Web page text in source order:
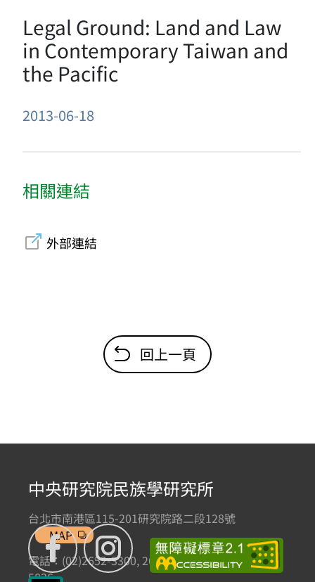
Legal Ground: Land and Law
in Contemporary Taiwan and
the Pacific
2013-06-18
相關連結
外部連結
回上一頁
中央研究院民族學研究所
台北市南港區115-201研究院路二段128號
MAP
電話：(02)2652-3300, 2652-3301 傳真：(02)2785-
5836